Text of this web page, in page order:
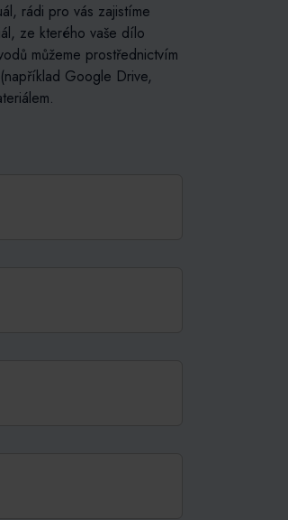
rádi pro vás zajistíme
ze kterého vaše dílo
můžeme prostřednictvím
Google Drive,